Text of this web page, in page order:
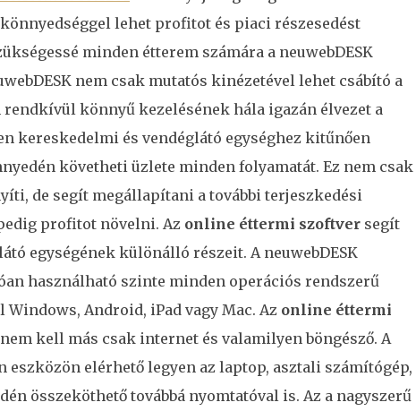
lehet profitot és piaci részesedést
minden étterem számára a neuwebDESK
nem csak mutatós kinézetével lehet csábító a
rendkívül könnyű kezelésének hála igazán élvezet a
kereskedelmi és vendéglátó egységhez kitűnően
követheti üzlete minden folyamatát. Ez nem csak
de segít megállapítani a további terjeszkedési
profitot növelni. Az online éttermi szoftver segít
egységének különálló részeit. A neuwebDESK
használható szinte minden operációs rendszerű
Android, iPad vagy Mac. Az online éttermi
kell más csak internet és valamilyen böngésző. A
eszközön elérhető legyen az laptop, asztali számítógép,
összeköthető továbbá nyomtatóval is. Az a nagyszerű